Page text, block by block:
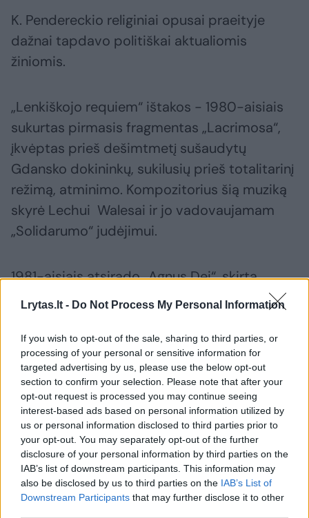
Lrytas.lt - Do Not Process My Personal Information
If you wish to opt-out of the sale, sharing to third parties, or
processing of your personal or sensitive information for
targeted advertising by us, please use the below opt-out
section to confirm your selection. Please note that after your
opt-out request is processed you may continue seeing
interest-based ads based on personal information utilized by
us or personal information disclosed to third parties prior to
your opt-out. You may separately opt-out of the further
disclosure of your personal information by third parties on the
IAB’s list of downstream participants. This information may
also be disclosed by us to third parties on the IAB’s List of
Downstream Participants that may further disclose it to other
K. Pendereckio religiniai opusai praeityje
dažnai tapdavo politiškai aktualiomis
žiniomis.
„Lenkiškojo requiem“ ištakos - 1980-aisiais
sukurtas pirmasis fragmentas „Lacrimosa“,
įkvėptas prieš dešimtmetį sušaudytų
Gdansko dokininkų, sukilusių prieš totalitarinį
režimą, atminimo. Kompozitorius šią muziką
skyrė Lechui Walesai ir jo vadovaujamam
„Solidarumo“ judėjimui.
1981-aisiais atsirado „Agnus Dei“, skirta
Lenkijoje labai gerbiamam kardinolui Stefanui
“Recordare Jesu pie“, sukurta Maximiliano
Kolbe's, kuris 1941 metais pasiaukojo ir mirė
vietoj kito kalinio Osvencimo koncentracijos
stovykloje, kanonizavimo proga.
Varšuvos sukilimo prieš nacius 40-mečio
metais sukurta „Dies Irae“. Tais pačiais 1984-
aisiais pirmoji „Lenkiškojo requiem“ redakcija
pirmą kartą nuskambėjo Štutgarte